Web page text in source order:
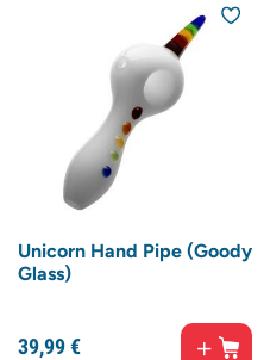
Unicorn Hand Pipe (Goody
Glass)
39,99€